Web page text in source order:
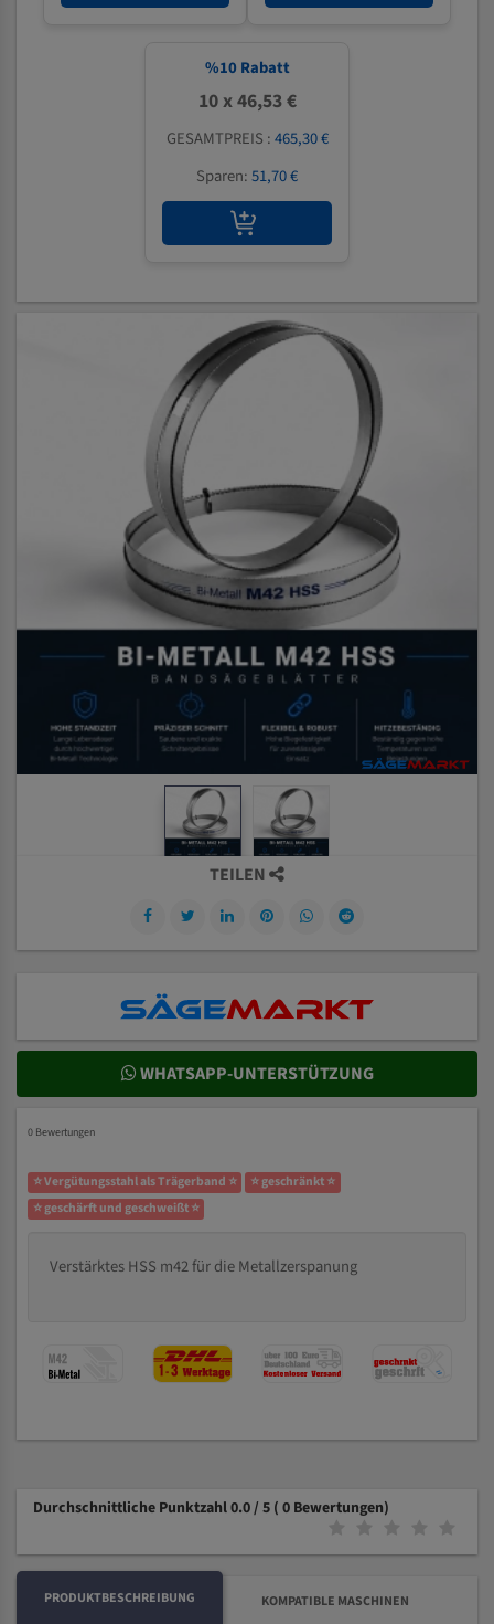
%10 Rabatt
10 x 46,53 €
GESAMTPREIS :465,30 €
Sparen:51,70 €
TEILEN
WHATSAPP-UNTERSTÜTZUNG
0 Bewertungen
⭐ Vergütungsstahl als Trägerband ⭐
⭐ geschränkt ⭐
⭐ geschärft und geschweißt ⭐
Verstärktes HSS m42 für die Metallzerspanung
Durchschnittliche Punktzahl 0.0 / 5 ( 0 Bewertungen)
PRODUKTBESCHREIBUNG KOMPATIBLE MASCHINEN